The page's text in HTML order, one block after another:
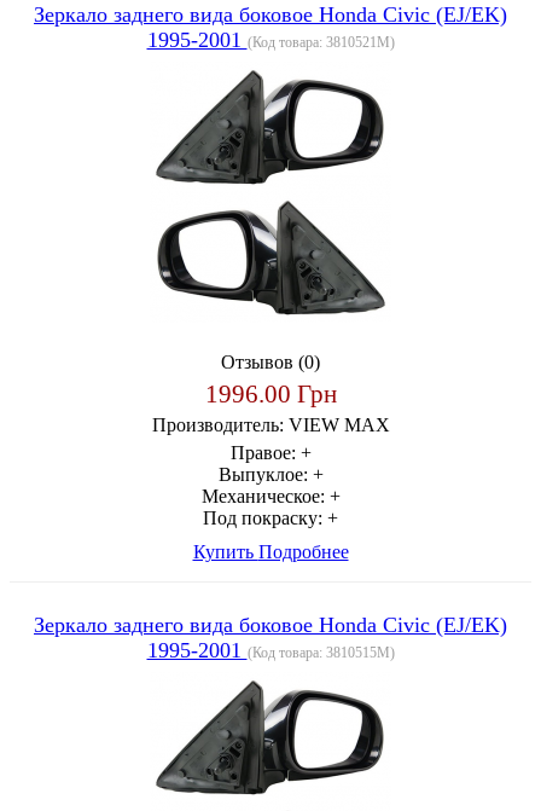
Зеркало заднего вида боковое Honda Civic (EJ/EK)
1995-2001 (Код товара: 3810521M)
Отзывов (0)
1996.00 Грн
Производитель: VIEW MAX
Правое: +
Выпуклое: +
Механическое: +
Под покраску: +
Купить Подробнее
Зеркало заднего вида боковое Honda Civic (EJ/EK)
1995-2001 (Код товара: 3810515M)